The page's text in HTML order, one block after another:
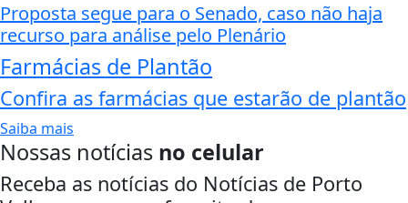
Proposta segue para o Senado, caso não haja
recurso para análise pelo Plenário
Farmácias de Plantão
Confira as farmácias que estarão de plantão
Saiba mais
Nossas notícias no celular
Receba as notícias do Notícias de Porto